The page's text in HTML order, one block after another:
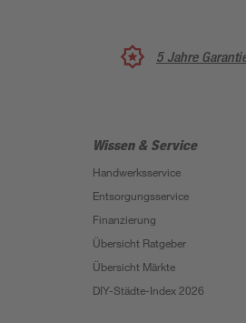
5 Jahre
Wissen & Service
Handwerksservice
Entsorgungsservice
Finanzierung
Übersicht Ratgeber
Übersicht Märkte
DIY-Städte-Index 2026